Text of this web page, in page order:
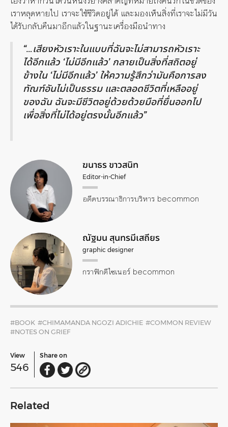
เราหลุดหายไป เราจะใช้ชีวิตอยู่ได้ และมองเห็นสิ่งที่เราจะไม่มีวัน
ได้รับกลับคืนมาอีกแล้วในฐานะเครื่องมือนำทาง
“…เสียงหัวเราะในแบบที่ฉันจะไม่สามารถหัวเราะ
ได้อีกแล้ว ‘ไม่มีอีกแล้ว’ กลายเป็นสิ่งที่สถิตอยู่
ข้างใน ‘ไม่มีอีกแล้ว’ ให้ความรู้สึกว่ามันคือการลง
ทัณฑ์อันไม่เป็นธรรม และตลอดชีวิตที่เหลืออยู่
ของฉัน ฉันจะมีชีวิตอยู่ด้วยด้วยมือที่ยื่นออกไป
เพื่อสิ่งที่ไม่ได้อยู่ตรงนั้นอีกแล้ว”
ฆนาธร ขาวสนิท
Editor-in-Chief
อดีตบรรณาธิการบริหาร becommon
ณัฐมน สุนทรมีเสถียร
graphic designer
กราฟิกดีไซเนอร์ becommon
#BOOK #CHIMAMANDA NGOZI ADICHIE #COMMON REVIEW
#NOTES ON GRIEF
View
546
Share on
Related